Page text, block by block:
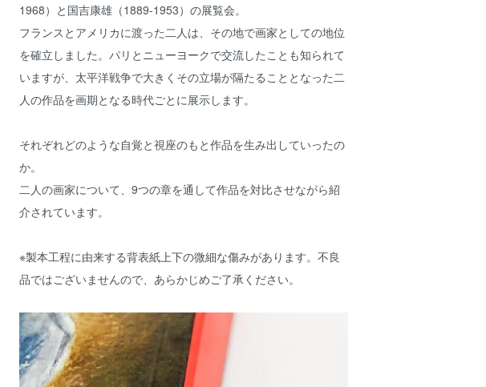
1968）と国吉康雄（1889-1953）の展覧会。
フランスとアメリカに渡った二人は、その地で画家としての地位
を確立しました。パリとニューヨークで交流したことも知られて
いますが、太平洋戦争で大きくその立場が隔たることとなった二
人の作品を画期となる時代ごとに展示します。
それぞれどのような自覚と視座のもと作品を生み出していったの
か。
二人の画家について、9つの章を通して作品を対比させながら紹
介されています。
※製本工程に由来する背表紙上下の微細な傷みがあります。不良
品ではございませんので、あらかじめご了承ください。